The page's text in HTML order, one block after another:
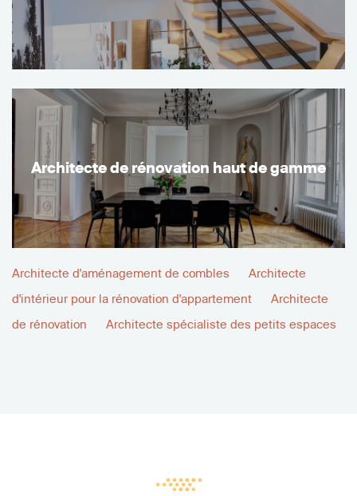
Architecte de rénovation haut de gamme
Architecte d'aménagement de combles
Architecte
d'intérieur pour la rénovation d'appartement
Architecte
de rénovation
Architecte spécialiste des petits espaces